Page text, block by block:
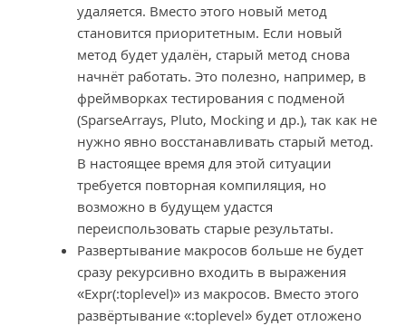
удаляется. Вместо этого новый метод
становится приоритетным. Если новый
метод будет удалён, старый метод снова
начнёт работать. Это полезно, например, в
фреймворках тестирования с подменой
(SparseArrays, Pluto, Mocking и др.), так как не
нужно явно восстанавливать старый метод.
В настоящее время для этой ситуации
требуется повторная компиляция, но
возможно в будущем удастся
переиспользовать старые результаты.
Развертывание макросов больше не будет
сразу рекурсивно входить в выражения
«Expr(:toplevel)» из макросов. Вместо этого
развёртывание «:toplevel» будет отложено